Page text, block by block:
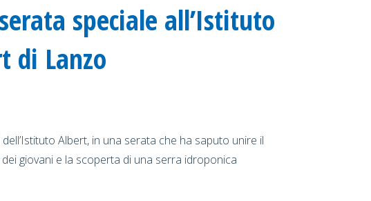
speciale all’Istituto
di Lanzo
Albert, in una serata che ha saputo unire il
giovani e la scoperta di una serra idroponica